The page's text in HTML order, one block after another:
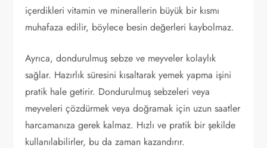
içerdikleri vitamin ve minerallerin büyük bir kısmı
muhafaza edilir, böylece besin değerleri kaybolmaz.
Ayrıca, dondurulmuş sebze ve meyveler kolaylık
sağlar. Hazırlık süresini kısaltarak yemek yapma işini
pratik hale getirir. Dondurulmuş sebzeleri veya
meyveleri çözdürmek veya doğramak için uzun saatler
harcamanıza gerek kalmaz. Hızlı ve pratik bir şekilde
kullanılabilirler, bu da zaman kazandırır.